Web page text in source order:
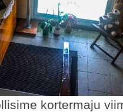
kortermaju